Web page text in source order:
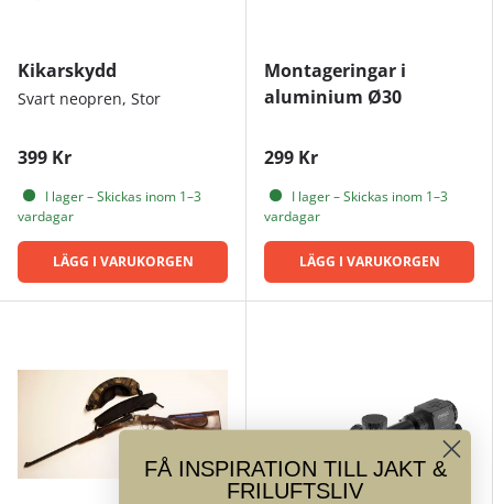
Kikarskydd
Svart neopren, Stor
399 Kr
I lager – Skickas inom 1–3
vardagar
LÄGG I VARUKORGEN
Montageringar i
aluminium Ø30
299 Kr
I lager – Skickas inom 1–3
vardagar
LÄGG I VARUKORGEN
FÅ INSPIRATION TILL JAKT &
FRILUFTSLIV